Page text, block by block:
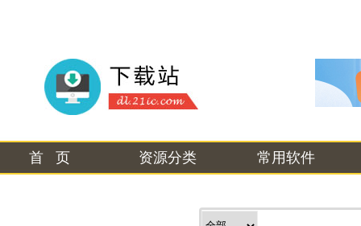
首 页 资源分类 常用软件